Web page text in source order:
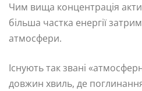
Чим вища концентрація
більша частка енергії
атмосфери.
Існують так звані
довжин хвиль, де